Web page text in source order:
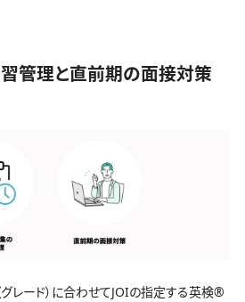
管理と直前期の面接対策
レード）に合わせてJOIの指定する英検®️